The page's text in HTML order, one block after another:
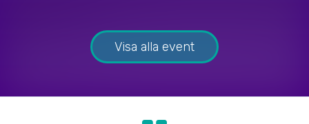
Visa alla event